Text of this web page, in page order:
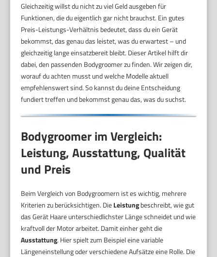
Gleichzeitig willst du nicht zu viel Geld ausgeben für
Funktionen, die du eigentlich gar nicht brauchst. Ein gutes
Preis-Leistungs-Verhältnis bedeutet, dass du ein Gerät
bekommst, das genau das leistet, was du erwartest – und
gleichzeitig lange einsatzbereit bleibt. Dieser Artikel hilft dir
dabei, den passenden Bodygroomer zu finden. Wir zeigen dir,
worauf du achten musst und welche Modelle aktuell
empfehlenswert sind. So kannst du deine Entscheidung
fundiert treffen und bekommst genau das, was du suchst.
Bodygroomer im Vergleich:
Leistung, Ausstattung, Qualität
und Preis
Beim Vergleich von Bodygroomern ist es wichtig, mehrere
Kriterien zu berücksichtigen. DieLeistungbeschreibt, wie gut
das Gerät Haare unterschiedlichster Länge schneidet und wie
kraftvoll der Motor arbeitet. Damit einher geht die
Ausstattung. Hier spielt zum Beispiel eine variable
Längeneinstellung oder verschiedene Aufsätze eine Rolle. Die